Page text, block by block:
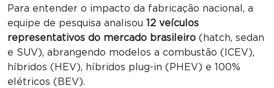
Para entender o impacto da fabricação nacional, a
equipe de pesquisa analisou 12 veículos
representativos do mercado brasileiro (hatch, sedan
e SUV), abrangendo modelos a combustão (ICEV),
híbridos (HEV), híbridos plug-in (PHEV) e 100%
elétricos (BEV).